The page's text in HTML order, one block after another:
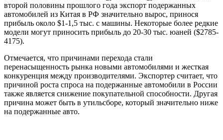
второй половины прошлого года экспорт подержанных
автомобилей из Китая в РФ значительно вырос, принося
прибыль около $1-1,5 тыс. с машины. Некоторые более редкие
модели могут приносить прибыль до 20-30 тыс. юаней ($2785-
4175).
Отмечается, что причинами перехода стали
перенасыщенность рынка новыми автомобилями и жесткая
конкуренция между производителями. Экспортер считает, что
причиной роста спроса на подержанные автомобили в России
также является снижение покупательной способности. Другая
причина может быть в утильсборе, который значительно ниже
на подержанные авто.